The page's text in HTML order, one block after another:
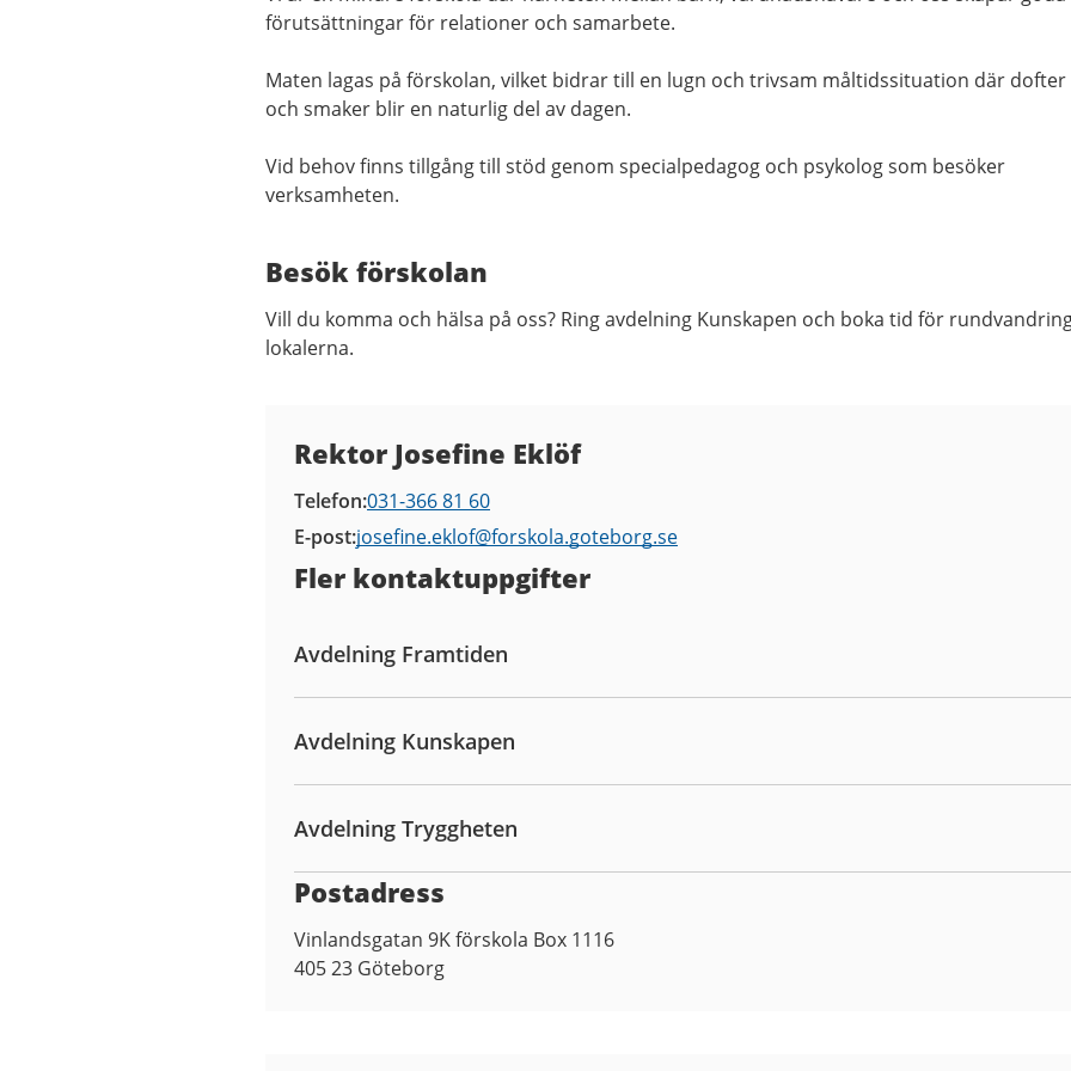
förutsättningar för relationer och samarbete.
Maten lagas på förskolan, vilket bidrar till en lugn och trivsam måltidssituation där dofter
och smaker blir en naturlig del av dagen.
Vid behov finns tillgång till stöd genom specialpedagog och psykolog som besöker
verksamheten.
Besök förskolan
Vill du komma och hälsa på oss? Ring avdelning Kunskapen och boka tid för
lokalerna.
Rektor Josefine Eklöf
Telefon 031-366 81 60
E-post josefine.eklof@forskola.goteborg.se
Fler kontaktuppgifter
Avdelning Framtiden
Avdelning Kunskapen
Avdelning Tryggheten
Postadress
Vinlandsgatan 9K förskola Box 1116
405 23 Göteborg